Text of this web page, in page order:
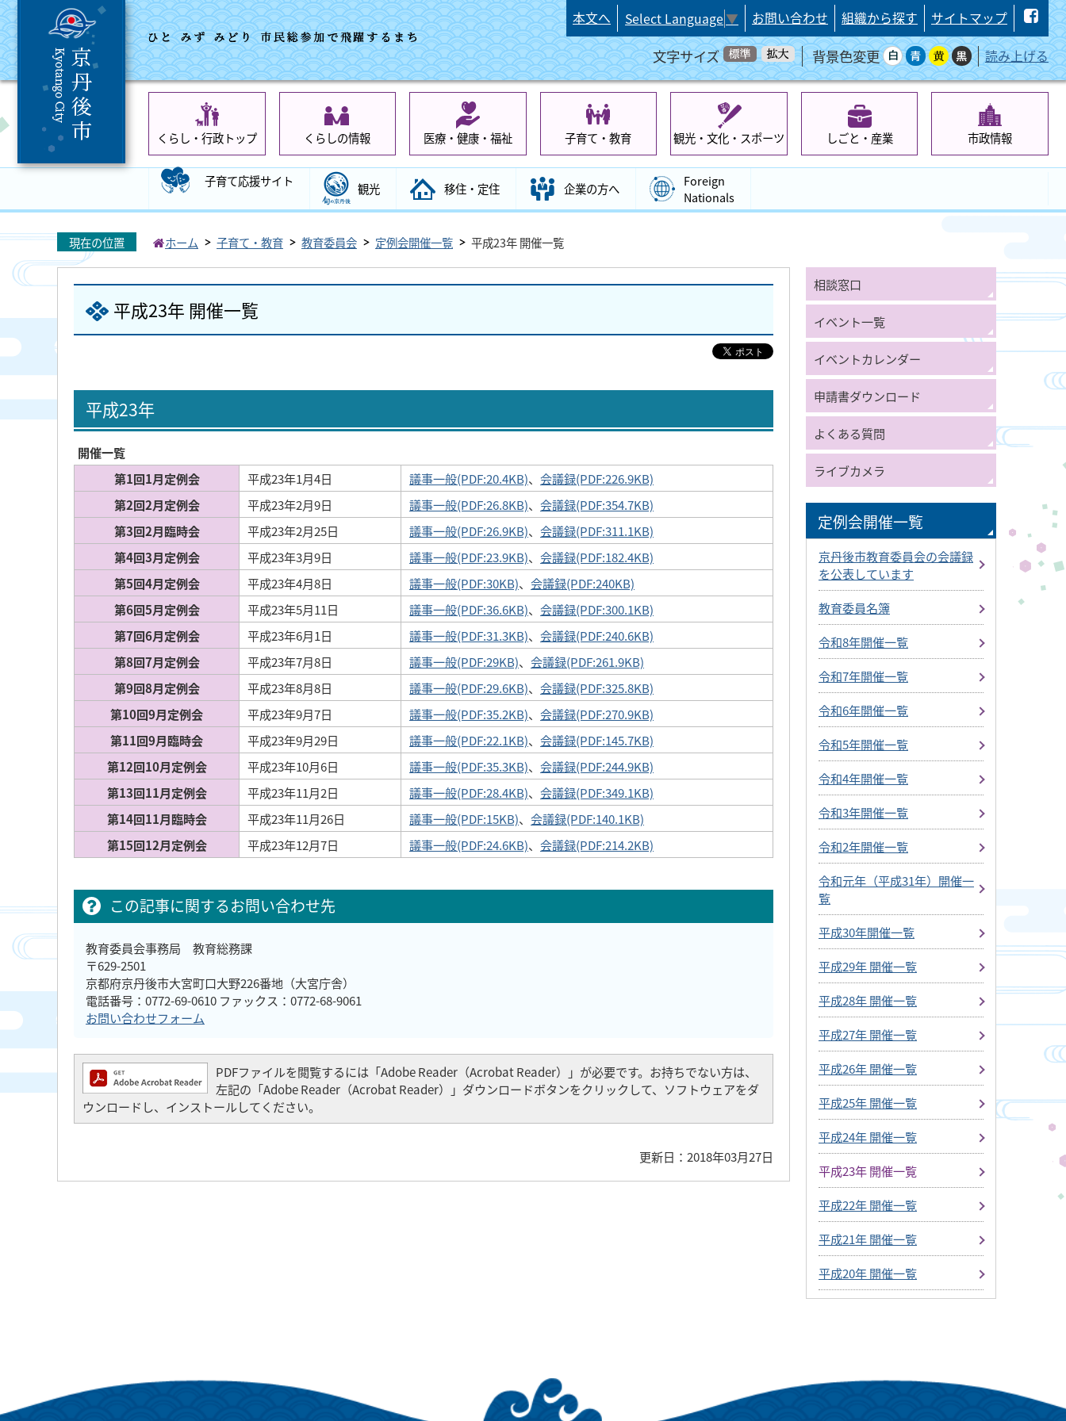
本文へ Select Language▼ お問い合わせ 組織から探す サイトマップ
文字サイズ 背景色変更 読み上げる
くらし・行政トップ くらしの情報 医療・健康・福祉 子育て・教育 観光・文化・スポーツ しごと・産業 市政情報
子育て応援サイト 観光 移住・定住 企業の方へ
Foreign
Nationals
現在の位置 ホーム 子育て・教育 教育委員会 定例会開催一覧 平成23年 開催一覧
平成23年 開催一覧
平成23年
開催一覧
第1回1月定例会
平成23年1月4日 議事一般(PDF:20.4KB)、 会議録(PDF:226.9KB)
第2回2月定例会
平成23年2月9日 議事一般(PDF:26.8KB)、 会議録(PDF:354.7KB)
第3回2月臨時会
平成23年2月25日 議事一般(PDF:26.9KB)、 会議録(PDF:311.1KB)
第4回3月定例会
平成23年3月9日 議事一般(PDF:23.9KB)、 会議録(PDF:182.4KB)
第5回4月定例会
平成23年4月8日 議事一般(PDF:30KB)、 会議録(PDF:240KB)
第6回5月定例会
平成23年5月11日 議事一般(PDF:36.6KB)、 会議録(PDF:300.1KB)
第7回6月定例会
平成23年6月1日 議事一般(PDF:31.3KB)、 会議録(PDF:240.6KB)
第8回7月定例会
平成23年7月8日 議事一般(PDF:29KB)、 会議録(PDF:261.9KB)
第9回8月定例会
平成23年8月8日 議事一般(PDF:29.6KB)、 会議録(PDF:325.8KB)
第10回9月定例会
平成23年9月7日 議事一般(PDF:35.2KB)、 会議録(PDF:270.9KB)
第11回9月臨時会
平成23年9月29日 議事一般(PDF:22.1KB)、 会議録(PDF:145.7KB)
第12回10月定例会
平成23年10月6日 議事一般(PDF:35.3KB)、 会議録(PDF:244.9KB)
第13回11月定例会
平成23年11月2日 議事一般(PDF:28.4KB)、 会議録(PDF:349.1KB)
第14回11月臨時会
平成23年11月26日 議事一般(PDF:15KB)、 会議録(PDF:140.1KB)
第15回12月定例会
平成23年12月7日 議事一般(PDF:24.6KB)、 会議録(PDF:214.2KB)
この記事に関するお問い合わせ先
教育委員会事務局 教育総務課
〒629-2501
京都府京丹後市大宮町口大野226番地（大宮庁舎）
電話番号：0772-69-0610 ファックス：0772-68-9061
お問い合わせフォーム
PDFファイルを閲覧するには「Adobe Reader（Acrobat Reader）」が必要です。お持ちでない方は、
左記の「Adobe Reader（Acrobat Reader）」ダウンロードボタンをクリックして、ソフトウェアをダ
ウンロードし、インストールしてください。
更新日：2018年03月27日
相談窓口
イベント一覧
イベントカレンダー
申請書ダウンロード
よくある質問
ライブカメラ
定例会開催一覧
京丹後市教育委員会の会議録
を公表しています
教育委員名簿
令和8年開催一覧
令和7年開催一覧
令和6年開催一覧
令和5年開催一覧
令和4年開催一覧
令和3年開催一覧
令和2年開催一覧
令和元年（平成31年）開催一
覧
平成30年開催一覧
平成29年 開催一覧
平成28年 開催一覧
平成27年 開催一覧
平成26年 開催一覧
平成25年 開催一覧
平成24年 開催一覧
平成23年 開催一覧
平成22年 開催一覧
平成21年 開催一覧
平成20年 開催一覧